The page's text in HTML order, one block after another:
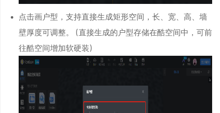
点击画户型，支持直接生成矩形空间，长、宽、高、墙
壁厚度可调整。（直接生成的户型存储在酷空间中，可前
往酷空间增加软硬装）